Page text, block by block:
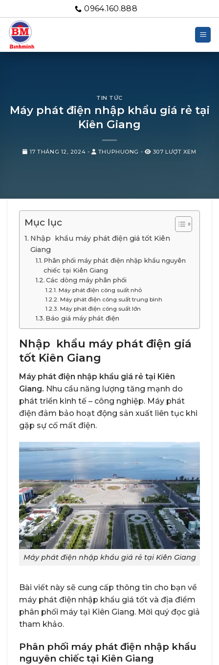
qua
nội
dung
0964.160.888
TIN TỨC
Máy phát điện nhập khẩu giá rẻ tại
Kiên Giang
17 THÁNG 12, 2024 - THUPHUONG - 307 LƯỢT XEM
Mục lục
Nhập khẩu máy phát điện giá tốt Kiên
Giang
Phân phối máy phát điện nhập khẩu nguyên
chiếc tại Kiên Giang
Các dòng máy phân phối
Máy phát điện công suất nhỏ
Máy phát điện công suất trung bình
Máy phát điện công suất lớn
Báo giá máy phát điện
Nhập khẩu máy phát điện giá
tốt Kiên Giang
Máy phát điện nhập khẩu giá rẻ tại Kiên
Giang. Nhu cầu năng lượng tăng mạnh do
phát triển kinh tế – công nghiệp. Máy phát
điện đảm bảo hoạt động sản xuất liên tục khi
gặp sự cố mất điện.
Máy phát điện nhập khẩu giá rẻ tại Kiên Giang
Bài viết này sẽ cung cấp thông tin cho bạn về
máy phát điện nhập khẩu giá tốt và địa điểm
phân phối máy tại Kiên Giang. Mời quý đọc giả
tham khảo.
Phân phối máy phát điện nhập khẩu
nguyên chiếc tại Kiên Giang